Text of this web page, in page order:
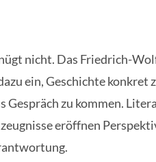
nicht. Das Friedrich-
ein, Geschichte konkret
Gespräch zu kommen.
eröffnen